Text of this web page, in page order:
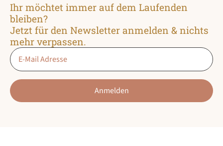
Ihr möchtet immer auf dem Laufenden
bleiben?
Jetzt für den Newsletter anmelden & nichts
mehr verpassen.
Email
Anmelden